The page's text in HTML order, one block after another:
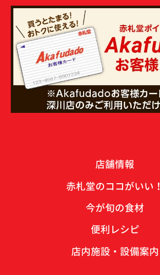
店舗情報
赤札堂のココがいい！
今が旬の食材
便利レシピ
店内施設・設備案内